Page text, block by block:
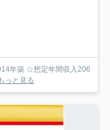
年築 ☆想定年間収入206
っと見る